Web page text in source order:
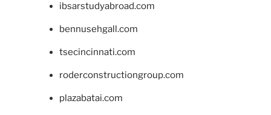
ibsarstudyabroad.com
bennusehgall.com
tsecincinnati.com
roderconstructiongroup.com
plazabatai.com